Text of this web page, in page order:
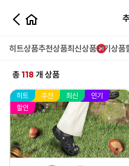
히트상품추천상품최신상품인기상품
총 118개 상품
히트 추천 최신
인기
할인